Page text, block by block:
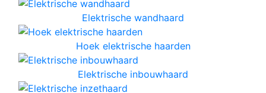
Elektrische wandhaard
Hoek elektrische haarden
Elektrische inbouwhaard